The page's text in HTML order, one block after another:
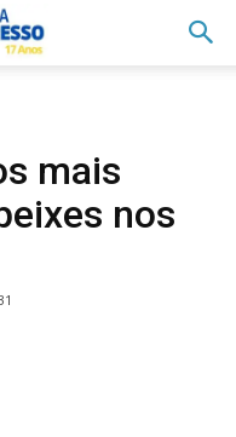
mais
nos